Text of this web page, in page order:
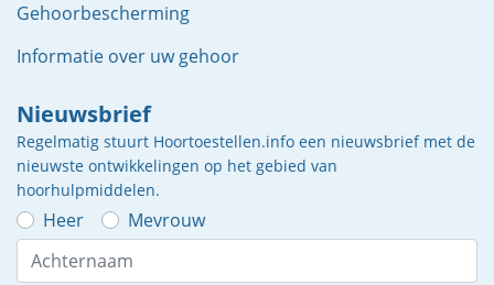
Gehoorbescherming
Informatie over uw gehoor
Nieuwsbrief
Regelmatig stuurt Hoortoestellen.info een nieuwsbrief met de
nieuwste ontwikkelingen op het gebied van
hoorhulpmiddelen.
Heer Mevrouw